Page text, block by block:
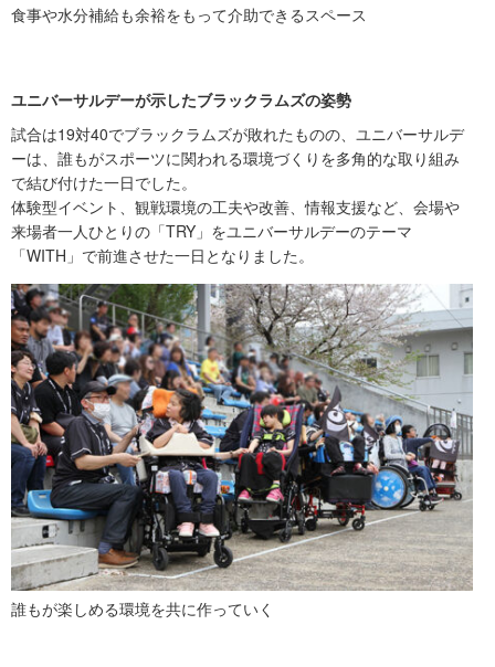
食事や水分補給も余裕をもって介助できるスペース
ユニバーサルデーが示したブラックラムズの姿勢
試合は19対40でブラックラムズが敗れたものの、ユニバーサルデ
ーは、誰もがスポーツに関われる環境づくりを多角的な取り組み
で結び付けた一日でした。
体験型イベント、観戦環境の工夫や改善、情報支援など、会場や
来場者一人ひとりの「TRY」をユニバーサルデーのテーマ
「WITH」で前進させた一日となりました。
誰もが楽しめる環境を共に作っていく